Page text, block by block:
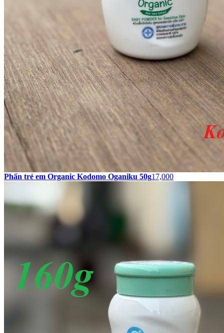
Phấn trẻ em Organic Kodomo Oganiku 50g17,000